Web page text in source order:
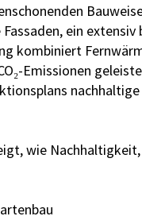
ein
kombiniert
Emissionen
wie